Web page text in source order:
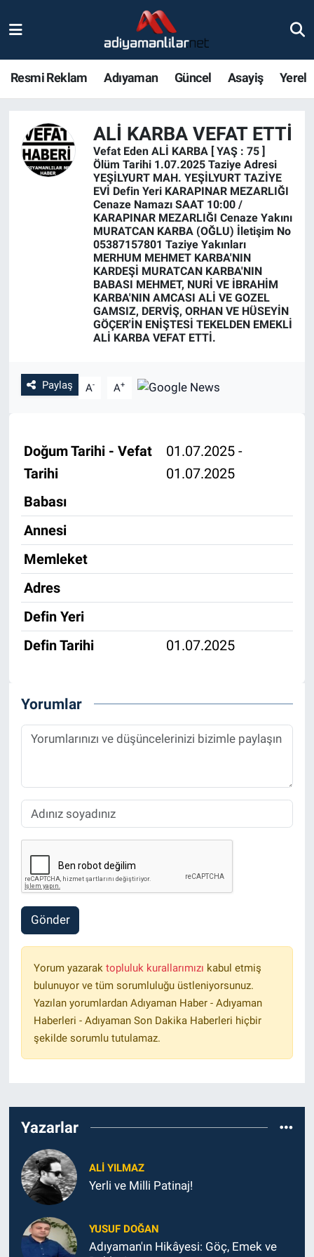
Resmi Reklam Adıyaman Güncel Asayiş Yerel
ALİ KARBA VEFAT ETTİ
Vefat Eden ALİ KARBA [ YAŞ : 75 ]
Ölüm Tarihi 1.07.2025 Taziye Adresi
YEŞİLYURT MAH. YEŞİLYURT TAZİYE
EVİ Defin Yeri KARAPINAR MEZARLIĞI
Cenaze Namazı SAAT 10:00 /
KARAPINAR MEZARLIĞI Cenaze Yakını
MURATCAN KARBA (OĞLU) İletişim No
05387157801 Taziye Yakınları
MERHUM MEHMET KARBA'NIN
KARDEŞİ MURATCAN KARBA'NIN
BABASI MEHMET, NURİ VE İBRAHİM
KARBA'NIN AMCASI ALİ VE GOZEL
GAMSIZ, DERVİŞ, ORHAN VE HÜSEYİN
GÖÇER'İN ENİŞTESİ TEKELDEN EMEKLİ
ALİ KARBA VEFAT ETTİ.
Paylaş A- A+
Doğum Tarihi - Vefat
Tarihi
01.07.2025 -
01.07.2025
Babası
Annesi
Memleket
Adres
Defin Yeri
Defin Tarihi
01.07.2025
Yorumlar
Gönder
Yorum yazarak topluluk kurallarımızı kabul etmiş
bulunuyor ve tüm sorumluluğu üstleniyorsunuz.
Yazılan yorumlardan Adıyaman Haber - Adıyaman
Haberleri - Adıyaman Son Dakika Haberleri hiçbir
şekilde sorumlu tutulamaz.
Yazarlar
ALI YILMAZ
Yerli ve Milli Patinaj!
YUSUF DOĞAN
Adıyaman'ın Hikâyesi: Göç, Emek ve
Röportajlar
Magazin
Bölge Haberleri
Özel Haber
Kültür Sanat
Ekonomi
Yaşam
Çevre
BİLİM VE TEKNOLOJİ
Şambayat Haber
Nöbetçi Eczaneler
Adiyaman Namaz Vakitleri
Trafik Durumu
Süper Lig Puan Durumu ve Fikstür
Tüm Manşetler
Son Dakika Haberleri
Haber Arşivi